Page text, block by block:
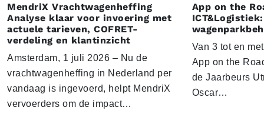
MendriX Vrachtwagenheffing
Analyse klaar voor invoering met
actuele tarieven, COFRET-
verdeling en klantinzicht
Amsterdam, 1 juli 2026 – Nu de
vrachtwagenheffing in Nederland per
vandaag is ingevoerd, helpt MendriX
vervoerders om de impact…
App on the
Van 3 tot en
App on the
de Jaarbeurs
Oscar…